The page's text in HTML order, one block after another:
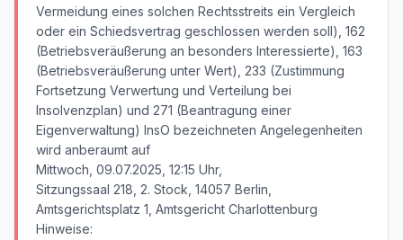
Vermeidung eines solchen Rechtsstreits ein Vergleich
oder ein Schiedsvertrag geschlossen werden soll), 162
(Betriebsveräußerung an besonders Interessierte), 163
(Betriebsveräußerung unter Wert), 233 (Zustimmung
Fortsetzung Verwertung und Verteilung bei
Insolvenzplan) und 271 (Beantragung einer
Eigenverwaltung) InsO bezeichneten Angelegenheiten
wird anberaumt auf
Mittwoch, 09.07.2025, 12:15 Uhr,
Sitzungssaal 218, 2. Stock, 14057 Berlin,
Amtsgerichtsplatz 1, Amtsgericht Charlottenburg
Hinweise: